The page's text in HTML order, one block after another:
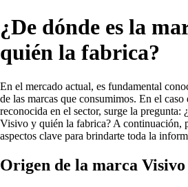
¿De dónde es la
quién la fabrica?
En el mercado actual, es fundamental
de las marcas que consumimos. En el
reconocida en el sector, surge la pregunta:
Visivo y quién la fabrica? A continuación,
aspectos clave para brindarte toda la
Origen de la marca Visivo